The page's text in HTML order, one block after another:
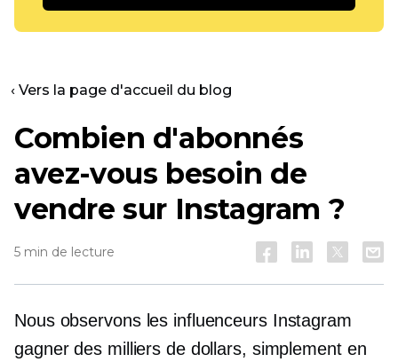
‹ Vers la page d'accueil du blog
Combien d'abonnés
avez-vous besoin de
vendre sur Instagram ?
5 min de lecture
Nous observons les influenceurs Instagram
gagner des milliers de dollars, simplement en